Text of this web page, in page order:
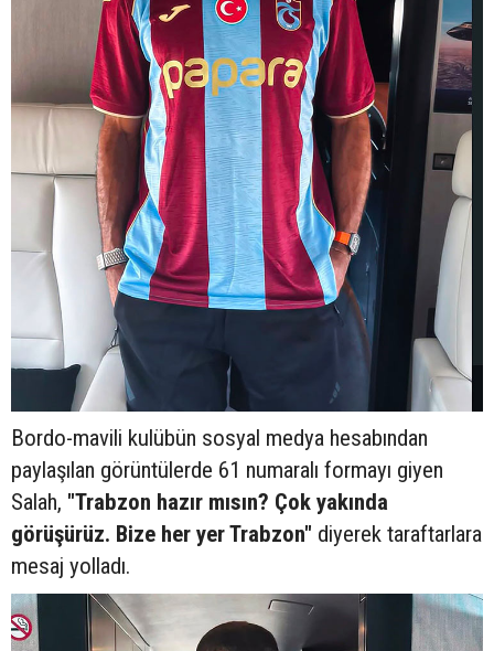
Bordo-mavili kulübün sosyal medya hesabından
paylaşılan görüntülerde 61 numaralı formayı giyen
Salah, "Trabzon hazır mısın? Çok yakında
görüşürüz. Bize her yer Trabzon" diyerek taraftarlara
mesaj yolladı.